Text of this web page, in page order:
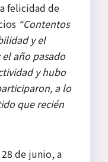
felicidad de
“Contentos
y el
año pasado
y hubo
a lo
que recién
de junio, a